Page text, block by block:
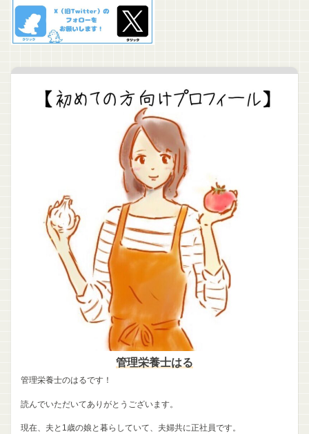
管理栄養士はる
管理栄養士のはるです！
読んでいただいてありがとうございます。
現在、夫と1歳の娘と暮らしていて、夫婦共に正社員です。